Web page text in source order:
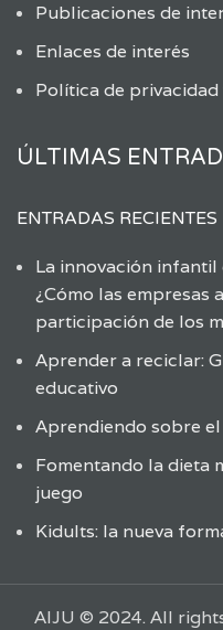
Publicaciones de
Enlaces de interés
Política de privacidad
ÚLTIMAS
ENTRADAS RECIENTES
La innovación infantil
¿Cómo las empresas
participación de los
Aprender a reciclar:
educativo
Aprendiendo sobre
Fomentando la dieta
juego
Kidults: la nueva
AIJU © 2024. All